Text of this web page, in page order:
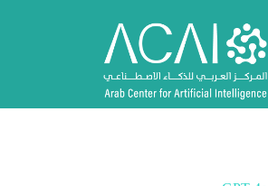
إلى
المحتوى